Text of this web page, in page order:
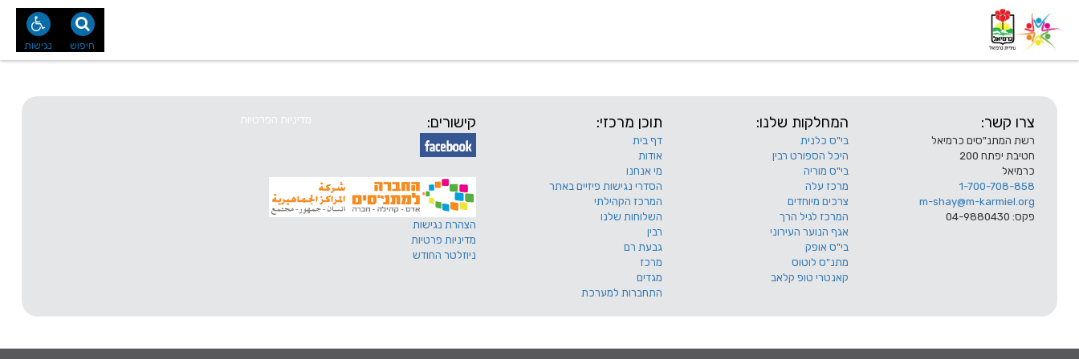
נגישות חיפוש
צרו קשר:
רשת המתנ"סים כרמיאל
חטיבת יפתח 200
כרמיאל
1-700-708-858
m-shay@m-karmiel.org
פקס: 04-9880430
המחלקות שלנו:
בי"ס כלנית
היכל הספורט רבין
בי"ס מוריה
מרכז עלה
צרכים מיוחדים
המרכז לגיל הרך
אגף הנוער העירוני
בי"ס אופק
מתנ"ס לוטוס
קאנטרי טופ קלאב
תוכן מרכזי:
דף בית
אודות
מי אנחנו
הסדרי נגישות פיזיים באתר
המרכז הקהילתי
השלוחות שלנו
רבין
גבעת רם
מרכז
מגדים
התחברות למערכת
קישורים:
הצהרת נגישות
מדיניות פרטיות
ניוזלטר החודש
מדיניות הפרטיות